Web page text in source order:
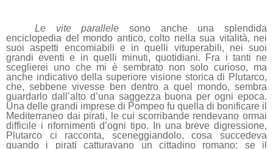
Le vite parallele sono anche una splendida
enciclopedia del mondo antico, colto nella sua vitalità, nei
suoi aspetti encomiabili e in quelli vituperabili, nei suoi
grandi eventi e in quelli minuti, quotidiani. Fra i tanti ne
sceglierei uno che mi è sembrato non solo curioso, ma
anche indicativo della superiore visione storica di Plutarco,
che, sebbene vivesse ben dentro a quel mondo, sembra
guardarlo dall’alto d’una saggezza buona per ogni epoca.
Una delle grandi imprese di Pompeo fu quella di bonificare il
Mediterraneo dai pirati, le cui scorribande rendevano ormai
difficile i rifornimenti d’ogni tipo. In una breve digressione,
Plutarco ci racconta, sceneggiandolo, cosa succedeva
quando i pirati catturavano un cittadino romano: se il